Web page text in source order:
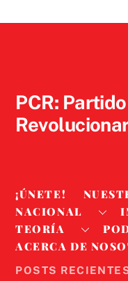
PCR:
¡ÚNETE!
NACIONAL
TEORÍA
ACERCA DE
POSTS